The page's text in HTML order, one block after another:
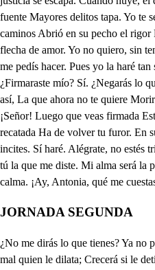
JORNADA SEGUNDA
¿No me dirás lo que tienes? Ya no puedo, aunque me mata. Crece el mal quien le dilata; Crecerá si le detienes. Crezca y auméntese tanto. Sin poderle remediar. Que, como fuego en la mar, No le deshaga mi llanto. ¡Terrible desasosiego. Espantosa confusión! ¿Qué es tu mal de corazón? ¿Oír a un sordo y ver a un ciego? No sé lo que es, pero creo Que no poca parte ha sido De mi mal: por el oído Has dado al alma un deseo, Y éste, en la parte más fuerte. Ha llegado a imperio tal, Que, a ser el alma mortal. Le hubiera dado la muerte. Dime sólo el sentimiento Y del mal las condiciones. Extrañas son mis pasiones: Siento, Sabina, y no siento. Yo he llegado al postrer paso De un eterno desconsuelo; Cuando me abraso, me hielo; Cuando me hielo, me abraso. Nace de mi cobardía Un extraño atrevimiento; Cuando ejecutarle intento, El mismo temor me enfría. Vence a la vergüenza el gusto Y cuando a serlo comienza, Vuelve otra vez la vergüenza Y trueca el gusto en disgusto. Cosas parecen posibles Para mi imaginación, Y en llegando a la razón. Todas las hallo imposibles. No hallo de quién fiarme, Y a todos pretendo hablar; Con todos querría estar, Y de todos apartarme. Procurome entretener, Y es tanto peor hacerlo, Que la sombra de un cabello Me suele el alma ofender. Doy crédito a la esperanza En las cosas más inciertas, Y las que tengo por ciertas Ninguna esperanza alcanza. Á mis enemigos creo, De mis amigos me guardo; Cuanto más en hablar tardo. Tanto más hablar deseo. No duermo ni firme estoy En cosa jamás del mundo; Toda en quimeras me fundo; Monstruo vivo, enigma soy. Señora, con tu licencia. Bien te sabré yo decir Tu mal. Puédesle argüir, Sabina, con poca ciencia. Quitado me has el temor; Cree, y no te escandalices, Que son todas las que dices Las condiciones de amor. ¡Amor es esto que tengo! Rompe, Antonia, ese recato, Pues con llaneza te trato Y a darte remedio vengo. Amor tienes, no lo dudes. Quien de Cristo ser pensaba Esposa, y tan cerca estaba De darle el dote en virtudes, No te espantes que no diga Que ha puesto amor en un hombre, Quizá de tan bajo nombre, Que a no decirlo me obliga. Si todas las que han nacido Esposas de Cristo fueran Y castidad le ofrecieran, Poniendo el mundo en olvido. Presto el mundo se acabara; Verdad es que es más perfecto Ese estado; que, en efecto. Su alteza es notoria y clara. Pero advierte que también El matrimonio es loable, Su institución admirable. Su autor, el autor del bien. Dios le instituyó; el lugar Fue el Paraíso; es estado Muy antiguo y estimado. Porque Dios le quiso honrar. A Noé y a su mujer Libró Dios para el aumento Del mundo; este Sacramento Es digno de encarecer. Representan los casados A Cristo y la Iglesia. ¡Ay, cielo, Cómo siento en tu consuelo Gran remedio a mis cuidados! Pero di, ¿dónde aprendiste, Siendo esclava, tales cosas? Nunca tan maravillosas, Sabina, me las dijiste. A mil personas oí Las cosas que te refiero. ¡Ay, que si casarme quiero No me iguala el hombre a mil ¿No te iguala? Pues ¿quién es? No me mandes que lo diga. Poco tu fuerza la obliga. ¡Poco, si muerta la ves! ¿Quién piensas que habla en su esclava? Yo no sé. ¿Pues no lo ves? Un demonio como yo es. Que te encarece y alaba; Un demonio que te pinta Más hermoso que Absalón. Mucho de la obligación Está la paga distinta. Si te hice la escritura, ¿Por qué a Antonia no me das? ¿Piensas que se puede más? ¿No basta que se procura? ¿Ya la mujer no te adora? No basta; más has de hacer. ¡Cómo! Hacerla mi mujer. Para que la goce ahora. Yo te digo que la infunda La esclava al pecho tal fuego, Que presto el desasosiego Has de ver que del redunda. Llega a Antonia; que tu vista También ha de aprovechar A poder facilitar El fin de nuestra conquista. Apriétala cuanto puedas. Ya por ti se vuelve loca. Salió el dolor por la boca, Y ansí descansada quedas. ¿Que a Patricio quieres bien? Me abraso, me pierdo y muero. Disculpar tu yerro quiero Y aun alabarle también. ¿Hay hombre como Patricio, Más amable, más gallardo? Esto escucho y me acobardo. La indignidad del oficio Debe de tenerte triste, Como si fuera el servir Infamia. Quieren decir Que en bajo estado consiste. ¡Cuántos Césares romanos, Antes de serlo, sirvieron, Y no por eso perdieron Sus títulos soberanos! ¡Cuántos después fueron reyes Que sirvieron sus mayores! ¡Qué Papas, qué emperadores De la nuestra y otras leyes! Si fuera Patricio acaso Otra mujer, y quisieras Casarte con ella, dieras Al mundo un notable caso; Mas siendo hombre como es, ¿Hay imposible? Bien habla. Tal es quien tu causa entabla, Supuesto que no le ves. No hay, Patricio, en el infierno Espíritu más lascivo. Pues ¿por qué muriendo vivo En este cuidado eterno? ¿Dónde está mi padre? Fue ¡Ay, Dios! ¿Qué te espanta? No permite gloria tanta Que pueda gozarla en pie. Tenme, Sabina. Patricio, Toma esta mano. No puedo. Que estoy temblando de miedo. De tu amor es claro indicio; Llega y tómala. Pues ¿quién Te ha dicho a ti que yo quiero A Antonia? Calla; que espero Hacerte presto algún bien. Sabina mía, yo estoy Abrasándome y temblando. La ocasión te está llamando. Advierte que indigno soy. Tómale la